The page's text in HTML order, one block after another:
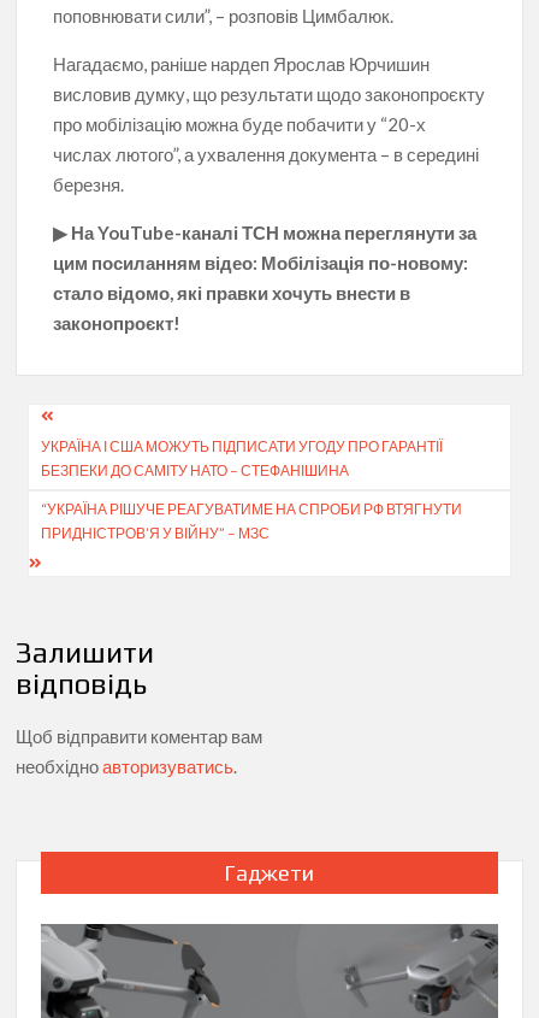
поповнювати сили”, – розповів Цимбалюк.
Нагадаємо, раніше нардеп Ярослав Юрчишин
висловив думку, що результати щодо законопроєкту
про мобілізацію можна буде побачити у “20-х
числах лютого”, а ухвалення документа – в середині
березня.
▶ На YouTube-каналі ТСН можна переглянути за
цим посиланням відео: Мобілізація по-новому:
стало відомо, які правки хочуть внести в
законопроєкт!
Навігація
записів
УКРАЇНА І США МОЖУТЬ ПІДПИСАТИ УГОДУ ПРО ГАРАНТІЇ
БЕЗПЕКИ ДО САМІТУ НАТО – СТЕФАНІШИНА
“УКРАЇНА РІШУЧЕ РЕАГУВАТИМЕ НА СПРОБИ РФ ВТЯГНУТИ
ПРИДНІСТРОВ’Я У ВІЙНУ” – МЗС
Залишити
відповідь
Щоб відправити коментар вам
необхідноавторизуватись.
Гаджети